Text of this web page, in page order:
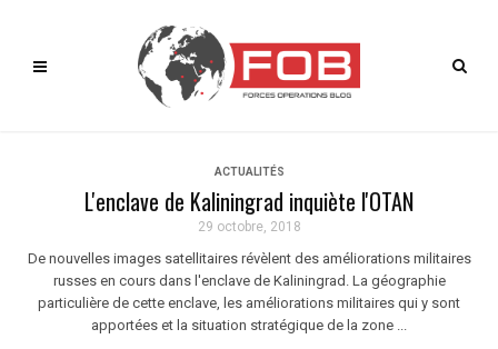
ACTUALITÉS
L'enclave de Kaliningrad inquiète l'OTAN
29 octobre, 2018
De nouvelles images satellitaires révèlent des améliorations militaires
russes en cours dans l'enclave de Kaliningrad. La géographie
particulière de cette enclave, les améliorations militaires qui y sont
apportées et la situation stratégique de la zone ...